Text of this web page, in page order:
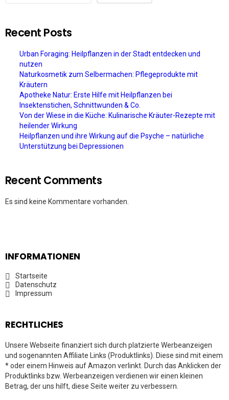
Recent Posts
Urban Foraging: Heilpflanzen in der Stadt entdecken und
nutzen
Naturkosmetik zum Selbermachen: Pflegeprodukte mit
Kräutern
Apotheke Natur: Erste Hilfe mit Heilpflanzen bei
Insektenstichen, Schnittwunden & Co.
Von der Wiese in die Küche: Kulinarische Kräuter-Rezepte mit
heilender Wirkung
Heilpflanzen und ihre Wirkung auf die Psyche – natürliche
Unterstützung bei Depressionen
Recent Comments
Es sind keine Kommentare vorhanden.
INFORMATIONEN
Startseite
Datenschutz
Impressum
RECHTLICHES
Unsere Webseite finanziert sich durch platzierte Werbeanzeigen
und sogenannten Affiliate Links (Produktlinks). Diese sind mit einem
* oder einem Hinweis auf Amazon verlinkt. Durch das Anklicken der
Produktlinks bzw. Werbeanzeigen verdienen wir einen kleinen
Betrag, der uns hilft, diese Seite weiter zu verbessern.